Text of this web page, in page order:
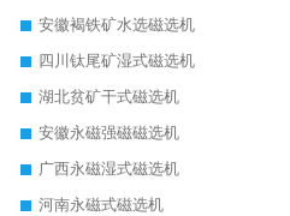
安徽褐铁矿水选磁选机
四川钛尾矿湿式磁选机
湖北贫矿干式磁选机
安徽永磁强磁磁选机
广西永磁湿式磁选机
河南永磁式磁选机